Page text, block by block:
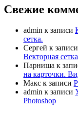
Свежие
admin к записи
сетка.
Сергей к записи
Векторная
Парниша к
на карточки.
Макс к записи
admin к записи
Photoshop